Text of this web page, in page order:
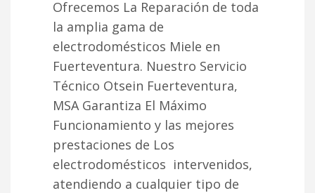
Ofrecemos La Reparación de toda
la amplia gama de
electrodomésticos Miele en
Fuerteventura. Nuestro Servicio
Técnico Otsein Fuerteventura,
MSA Garantiza El Máximo
Funcionamiento y las mejores
prestaciones de Los
electrodomésticos intervenidos,
atendiendo a cualquier tipo de